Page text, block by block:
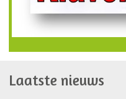
Laatste nieuws